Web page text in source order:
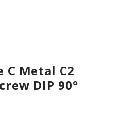
C Metal C2
DIP 90°